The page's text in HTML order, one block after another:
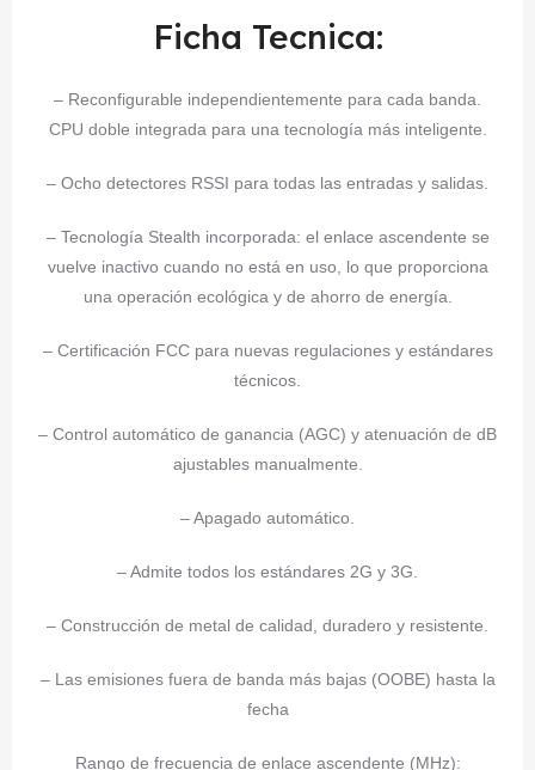
Ficha Tecnica:
– Reconfigurable independientemente para cada banda.
CPU doble integrada para una tecnología más inteligente.
– Ocho detectores RSSI para todas las entradas y salidas.
– Tecnología Stealth incorporada: el enlace ascendente se
vuelve inactivo cuando no está en uso, lo que proporciona
una operación ecológica y de ahorro de energía.
– Certificación FCC para nuevas regulaciones y estándares
técnicos.
– Control automático de ganancia (AGC) y atenuación de dB
ajustables manualmente.
– Apagado automático.
– Admite todos los estándares 2G y 3G.
– Construcción de metal de calidad, duradero y resistente.
– Las emisiones fuera de banda más bajas (OOBE) hasta la
fecha
Rango de frecuencia de enlace ascendente (MHz):